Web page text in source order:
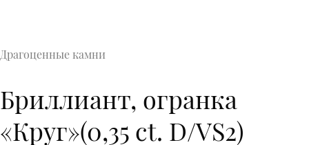
Драгоценные камни
Бриллиант, огранка
«Круг»(0,35 ct. D/VS2)